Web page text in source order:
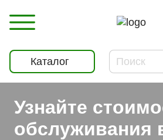
Каталог
Узнайте
обслуживания